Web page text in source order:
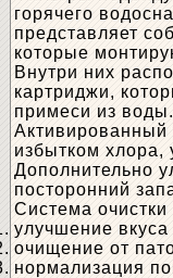
горячего
представляет
которые
Внутри них
картриджи,
примеси из воды.
Активированный
избытком хлора,
Дополнительно
посторонний
Система
улучшение
очищение от
нормализация